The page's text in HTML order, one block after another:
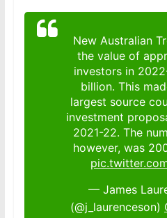
New Australian
the value of
investors in
billion. This
largest source
investment
2021-22. The
however, was
— James
(@j_laurenceson)